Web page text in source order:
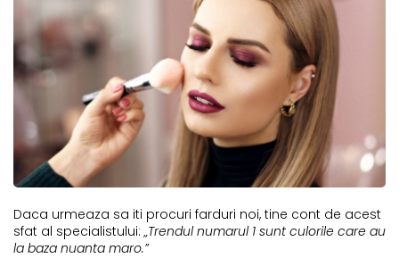
Daca urmeaza sa iti procuri farduri noi, tine cont de acest
sfat al specialistului: „Trendul numarul 1 sunt culorile care au
la baza nuanta maro.”